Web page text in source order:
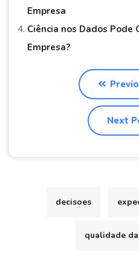
Empresa
Ciência nos Dados Pode
Empresa?
Next
decisoes
qualidade